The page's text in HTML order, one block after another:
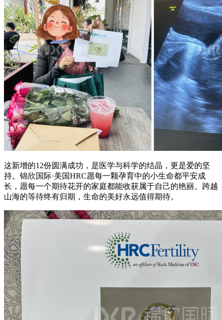
这新增的12份圆满成功，是医学与科学的结晶，更是爱的坚
持。锦欣国际·美国HRC愿每一颗孕育中的小生命都平安成
长，愿每一个期待花开的家庭都能收获属于自己的艳丽。跨越
山海的等待终有归期，生命的美好永远值得期待。